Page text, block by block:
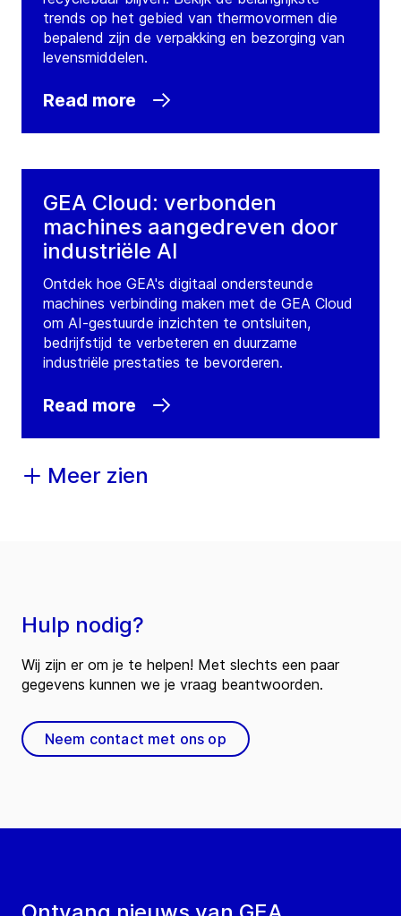
GEA United Kingdom
Sittingbourne, Kent
Unit 9, Conqueror Court, Watermark, Velum
Tel.:
+44 1795 514630
Contact
GEA United Kingdom Spalding
Office 9/10 Springfield House
PE12 6ET Camelgate, Spalding, Lincolnshire
United Kingdom
GEA United Kingdom
trends op het gebied van thermovormen die
bepalend zijn de verpakking en bezorging van
levensmiddelen.
Read more
GEA Cloud: verbonden
machines aangedreven door
industriële AI
Ontdek hoe GEA's digitaal ondersteunde
machines verbinding maken met de GEA Cloud
om AI-gestuurde inzichten te ontsluiten,
bedrijfstijd te verbeteren en duurzame
industriële prestaties te bevorderen.
Read more
Meer zien
Hulp nodig?
Wij zijn er om je te helpen! Met slechts een paar
gegevens kunnen we je vraag beantwoorden.
Neem contact met ons op